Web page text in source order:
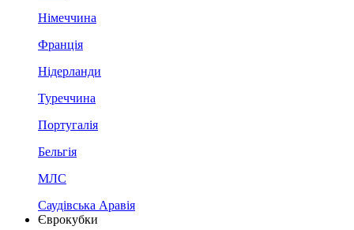
Німеччина
Франція
Нідерланди
Туреччина
Португалія
Бельгія
МЛС
Саудівська Аравія
Єврокубки